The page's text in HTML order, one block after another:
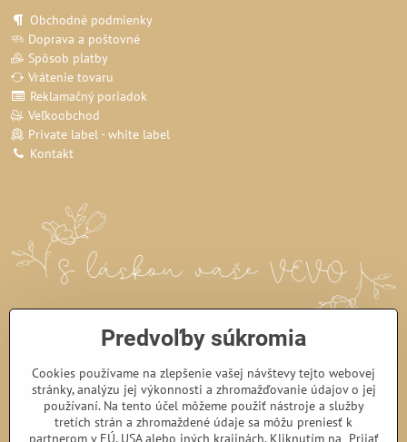
Obchodné podmienky
Doprava a poštovné
Spôsob platby
Vrátenie tovaru
Reklamačný poriadok
Veľkoobchod
Private label - white label
Kontakt
Predvoľby súkromia
Cookies používame na zlepšenie vašej návštevy tejto webovej
stránky, analýzu jej výkonnosti a zhromažďovanie údajov o jej
používaní. Na tento účel môžeme použiť nástroje a služby
tretích strán a zhromaždené údaje sa môžu preniesť k
partnerom v EÚ, USA alebo iných krajinách. Kliknutím na „Prijať